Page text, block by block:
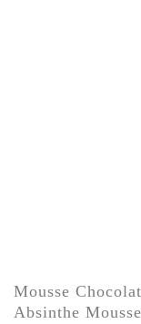
Mousse
Absinthe Mousse